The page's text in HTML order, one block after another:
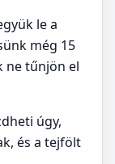
le a
még 15
ne tűnjön el
úgy,
és a tejfölt